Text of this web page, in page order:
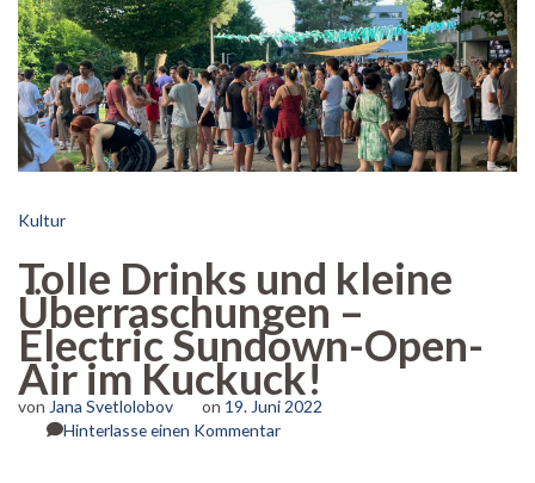
Kultur
Tolle Drinks und kleine
Überraschungen –
Electric Sundown-Open-
Air im Kuckuck!
von Jana Svetlolobov on 19. Juni 2022
Hinterlasse einen Kommentarzu